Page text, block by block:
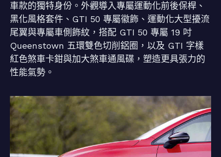
車款的獨特身份。外觀導入專屬運動化前後保桿、
黑化風格套件、GTI 50 專屬徽飾、運動化大型擾流
尾翼與專屬車側飾紋，搭配 GTI 50 專屬 19 吋
Queenstown 五環雙色切削鋁圈，以及 GTI 字樣
紅色煞車卡鉗與加大煞車通風碟，塑造更具張力的
性能氣勢。